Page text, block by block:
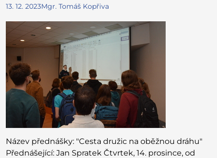
13. 12. 2023Mgr. Tomáš Kopřiva
Název přednášky: "Cesta družic na oběžnou dráhu"
Přednášející: Jan Spratek Čtvrtek, 14. prosince, od